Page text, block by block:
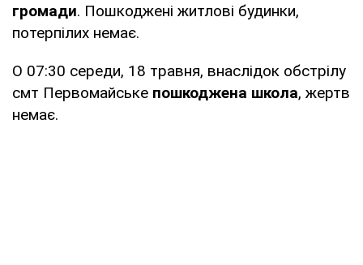
громади. Пошкоджені житлові будинки,
потерпілих немає.
О 07:30 середи, 18 травня, внаслідок обстрілу
смт Первомайське пошкоджена школа, жертв
немає.